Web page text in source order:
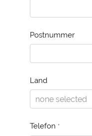
Postnummer
Land
Telefon *